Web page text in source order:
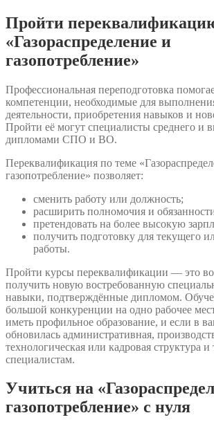
Пройти
«Газораспределение и
газопотребление»
Профессиональная переподготовка
компетенции, необходимые для
деятельности, приобретения навыков и
Пройти её могут специалисты среднего и
дипломами СПО и ВО.
Переквалификация по теме
газопотребление» позволяет:
сменить работу или должность;
расширить полномочия и
претендовать на более высокую
получить подготовку для текущего
работы.
Пройти курсы переквалификации — это
получить новую востребованную
навыки, подтверждённые дипломом.
большой конкуренции на одно рабочее
иметь профильное образование, и если в
обновилась административная,
технологическая или кадровая структура и
специалистам.
Учиться на
газопотребление» с нуля